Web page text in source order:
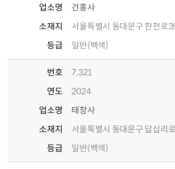
업소명
건홍사
소재지
서울특별시 동대문구 한천로
등급
일반(백색)
번호
7,321
연도
2024
업소명
태창사
소재지
서울특별시 동대문구 답십리
등급
일반(백색)